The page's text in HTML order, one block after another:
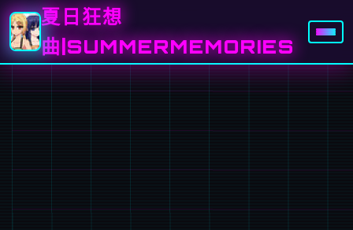
夏日狂想
曲|SUMMERMEMORIES